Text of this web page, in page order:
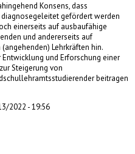
Konsens, dass
gefördert werden
einerseits auf ausbaufähige
und andererseits auf
Lehrkräften hin.
und Erforschung einer
Steigerung von
beitragen
2022 - 19:56